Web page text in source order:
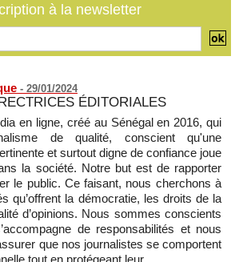
à la newsletter
- 29/01/2024
ÉDITORIALES
en ligne, créé au Sénégal en 2016, qui
de qualité, conscient qu'une
et surtout digne de confiance joue
la société. Notre but est de rapporter
le public. Ce faisant, nous cherchons à
qu’offrent la démocratie, les droits de la
d’opinions. Nous sommes conscients
de responsabilités et nous
que nos journalistes se comportent
en protégeant leur...